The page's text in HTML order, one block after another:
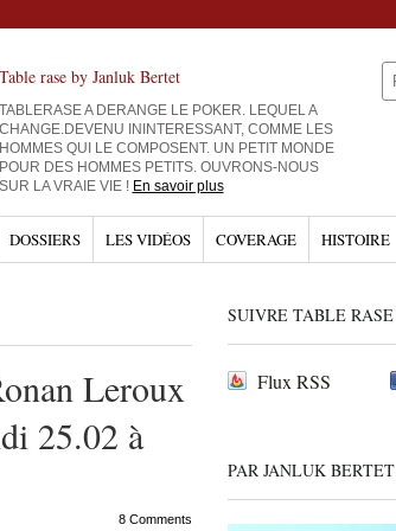
Table rase by Janluk Bertet
TABLERASE A DERANGE LE POKER. LEQUEL A
CHANGE.DEVENU ININTERESSANT, COMME LES
HOMMES QUI LE COMPOSENT. UN PETIT MONDE
POUR DES HOMMES PETITS. OUVRONS-NOUS
SUR LA VRAIE VIE ! En savoir plus
DOSSIERS LES VIDÉOS COVERAGE HISTOIRE
Leroux
25.02 à
8 Comments
SUIVRE TABLE RASE
Flux RSS
PAR JANLUK BERTET